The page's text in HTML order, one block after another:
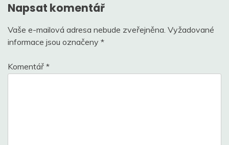
Napsat komentář
Vaše e-mailová adresa nebude zveřejněna. Vyžadované
informace jsou označeny *
Komentář *